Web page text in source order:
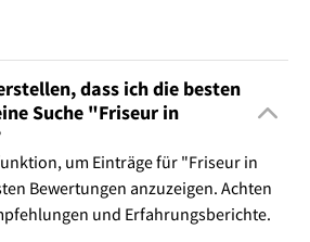
dass ich die besten
Suche "Friseur in
um Einträge für "Friseur in
Bewertungen anzuzeigen. Achten
und Erfahrungsberichte.